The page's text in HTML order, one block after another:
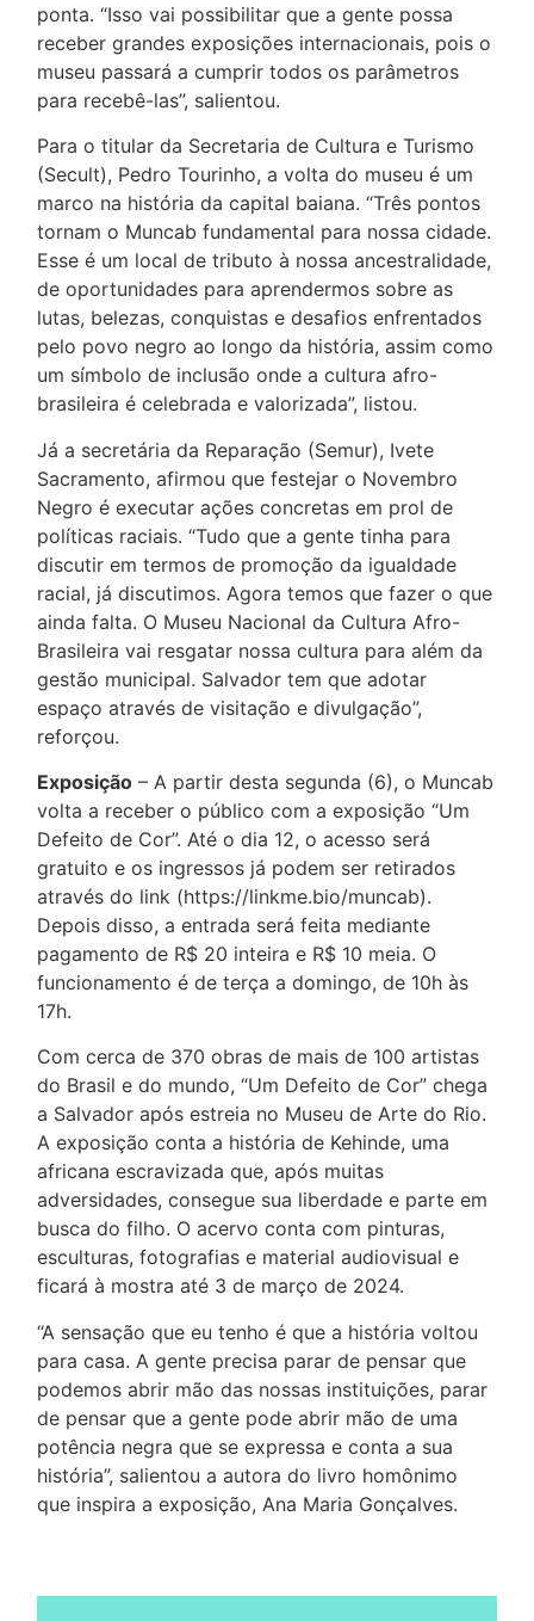
ponta. “Isso vai possibilitar que a gente possa
receber grandes exposições internacionais, pois o
museu passará a cumprir todos os parâmetros
para recebê-las”, salientou.
Para o titular da Secretaria de Cultura e Turismo
(Secult), Pedro Tourinho, a volta do museu é um
marco na história da capital baiana. “Três pontos
tornam o Muncab fundamental para nossa cidade.
Esse é um local de tributo à nossa ancestralidade,
de oportunidades para aprendermos sobre as
lutas, belezas, conquistas e desafios enfrentados
pelo povo negro ao longo da história, assim como
um símbolo de inclusão onde a cultura afro-
brasileira é celebrada e valorizada”, listou.
Já a secretária da Reparação (Semur), Ivete
Sacramento, afirmou que festejar o Novembro
Negro é executar ações concretas em prol de
políticas raciais. “Tudo que a gente tinha para
discutir em termos de promoção da igualdade
racial, já discutimos. Agora temos que fazer o que
ainda falta. O Museu Nacional da Cultura Afro-
Brasileira vai resgatar nossa cultura para além da
gestão municipal. Salvador tem que adotar
espaço através de visitação e divulgação”,
reforçou.
Exposição – A partir desta segunda (6), o Muncab
volta a receber o público com a exposição “Um
Defeito de Cor”. Até o dia 12, o acesso será
gratuito e os ingressos já podem ser retirados
através do link (https://linkme.bio/muncab).
Depois disso, a entrada será feita mediante
pagamento de R$ 20 inteira e R$ 10 meia. O
funcionamento é de terça a domingo, de 10h às
17h.
Com cerca de 370 obras de mais de 100 artistas
do Brasil e do mundo, “Um Defeito de Cor” chega
a Salvador após estreia no Museu de Arte do Rio.
A exposição conta a história de Kehinde, uma
africana escravizada que, após muitas
adversidades, consegue sua liberdade e parte em
busca do filho. O acervo conta com pinturas,
esculturas, fotografias e material audiovisual e
ficará à mostra até 3 de março de 2024.
“A sensação que eu tenho é que a história voltou
para casa. A gente precisa parar de pensar que
podemos abrir mão das nossas instituições, parar
de pensar que a gente pode abrir mão de uma
potência negra que se expressa e conta a sua
história”, salientou a autora do livro homônimo
que inspira a exposição, Ana Maria Gonçalves.